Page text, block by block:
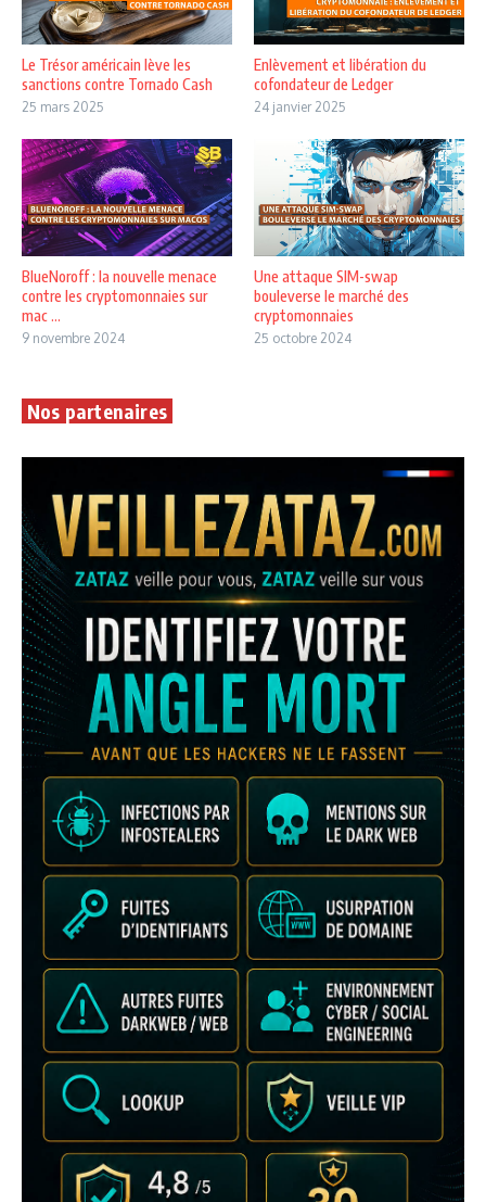
Le Trésor américain lève les
sanctions contre Tornado Cash
25 mars 2025
Enlèvement et libération du
cofondateur de Ledger
24 janvier 2025
BlueNoroff : la nouvelle menace
contre les cryptomonnaies sur
mac ...
9 novembre 2024
Une attaque SIM-swap
bouleverse le marché des
cryptomonnaies
25 octobre 2024
Nos partenaires